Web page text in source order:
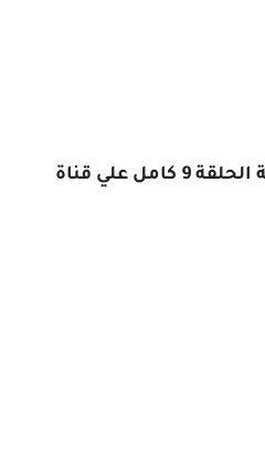
مشاهدة مسلسل فلوجة الحلقة 9 كامل علي قناة